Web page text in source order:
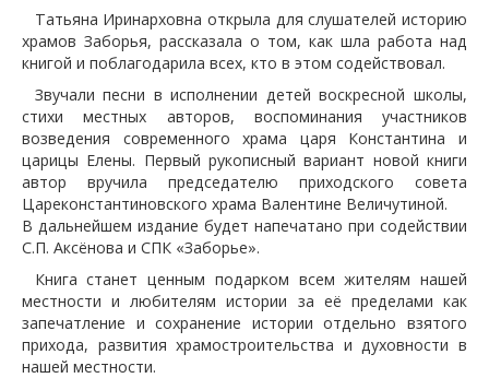
Татьяна Иринарховна открыла для слушателей историю
храмов Заборья, рассказала о том, как шла работа над
книгой и поблагодарила всех, кто в этом содействовал.
Звучали песни в исполнении детей воскресной школы,
стихи местных авторов, воспоминания участников
возведения современного храма царя Константина и
царицы Елены. Первый рукописный вариант новой книги
автор вручила председателю приходского совета
Цареконстантиновского храма Валентине Величутиной.
В дальнейшем издание будет напечатано при содействии
С.П. Аксёнова и СПК «Заборье».
Книга станет ценным подарком всем жителям нашей
местности и любителям истории за её пределами как
запечатление и сохранение истории отдельно взятого
прихода, развития храмостроительства и духовности в
нашей местности.